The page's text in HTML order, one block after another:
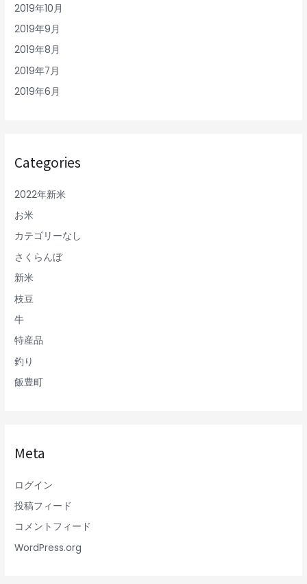
2019年10月
2019年9月
2019年8月
2019年7月
2019年6月
Categories
2022年新米
お米
カテゴリーなし
さくらんぼ
新米
枝豆
牛
特産品
釣り
飯豊町
Meta
ログイン
投稿フィード
コメントフィード
WordPress.org